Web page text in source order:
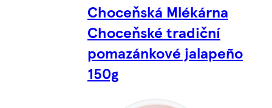
Choceňská Mlékárna
Choceňské tradiční
pomazánkové jalapeño
150g